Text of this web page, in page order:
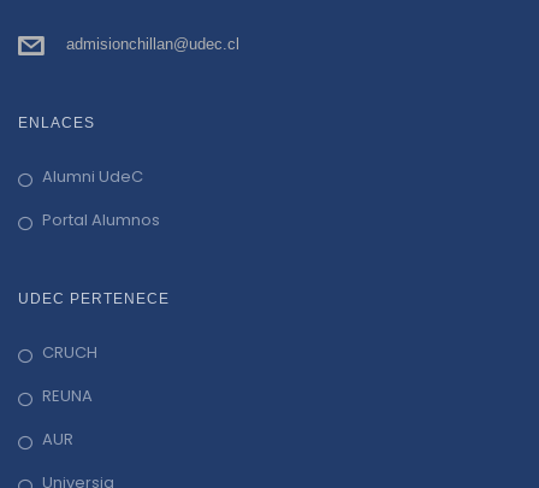
admisionchillan@udec.cl
ENLACES
Alumni UdeC
Portal Alumnos
UDEC PERTENECE
CRUCH
REUNA
AUR
Universia